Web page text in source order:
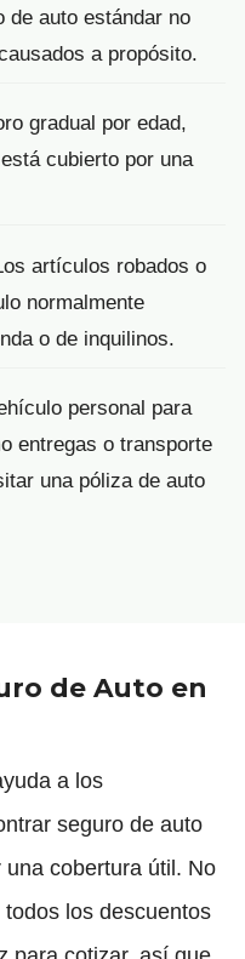
de auto estándar no
a propósito.
gradual por edad,
cubierto por una
artículos robados o
normalmente
o de inquilinos.
personal para
entregas o transporte
una póliza de auto
de Auto en
a los
seguro de auto
cobertura útil. No
los descuentos